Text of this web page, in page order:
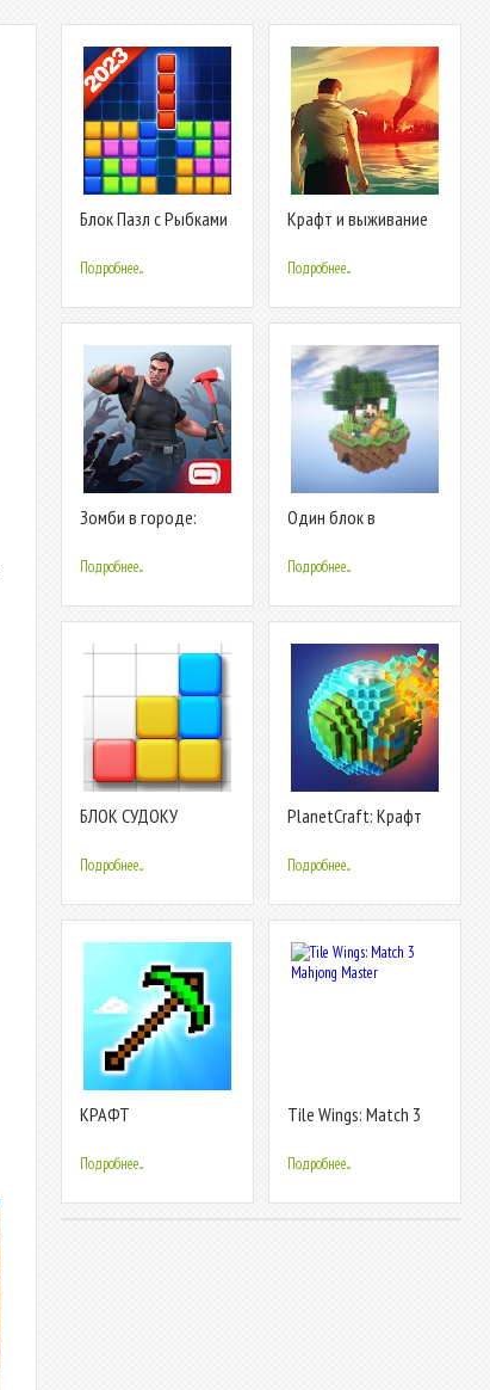
Блок Пазл с Рыбками
Подробнее...
Крафт и выживание
Подробнее...
Зомби в городе:
выживание
Подробнее...
Один блок в
Выживание на одном
блоке
Подробнее...
БЛОК СУДОКУ
Подробнее...
PlanetCraft: Крафт
Подробнее...
КРАФТ
Подробнее...
Tile Wings: Match 3
Подробнее...